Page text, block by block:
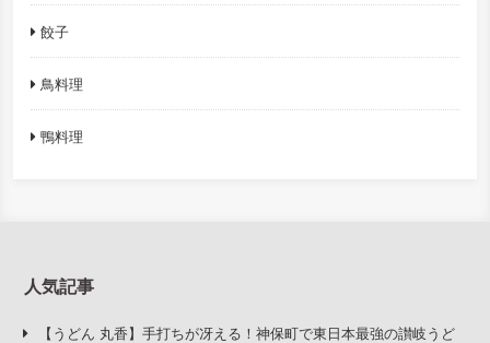
餃子
鳥料理
鴨料理
人気記事
【うどん 丸香】手打ちが冴える！神保町で東日本最強の讃岐うど